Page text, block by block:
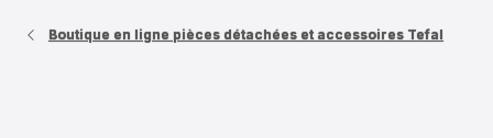
Boutique en ligne pièces détachées et accessoires Tefal